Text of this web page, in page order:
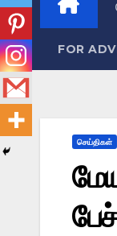
FOR
செய்திகள்